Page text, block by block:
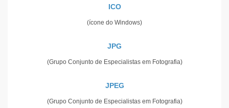
ICO
(ícone do Windows)
JPG
(Grupo Conjunto de Especialistas em Fotografia)
JPEG
(Grupo Conjunto de Especialistas em Fotografia)